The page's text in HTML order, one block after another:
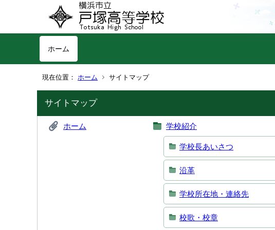
ホーム
現在位置： ホーム サイトマップ
サイトマップ
ホーム 学校紹介
学校長あいさつ
沿革
学校所在地・連絡先
校歌・校章